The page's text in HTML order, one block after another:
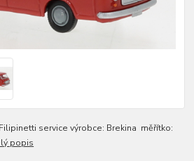
service výrobce: Brekina měřítko:
popis